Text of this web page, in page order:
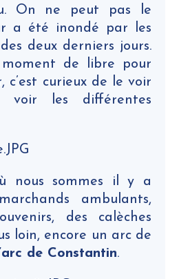
On ne peut pas le
a été inondé par les
deux derniers jours.
de libre pour
c’est curieux de le voir
voir les différentes
nous sommes il y a
ambulants,
des calèches
loin, encore un arc de
de Constantin.